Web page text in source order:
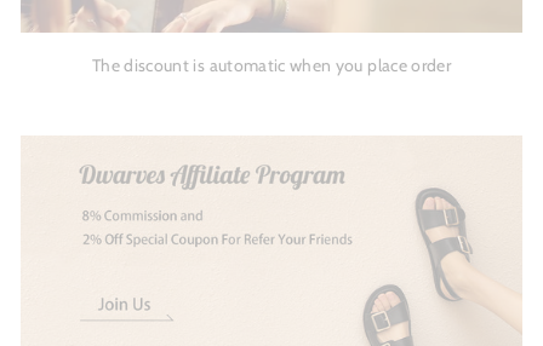
The discount is automatic when you place order